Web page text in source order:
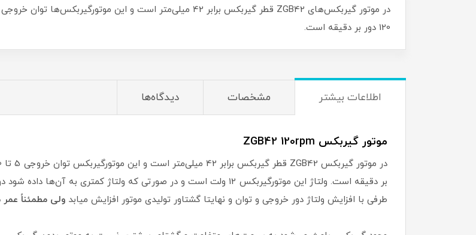
120 دور بر دقیقه است.
اطلاعات بیشتر مشخصات دیدگاه‌ها
موتور گیربکس ZGB42 120rpm
بر دقیقه است. ولتاژ این موتورگیربکس 12 ولت است و در صورتی که ولتاژ
طرفی با افزایش ولتاژ دور خروجی و توان و نهایتا گشتاور تولیدی موتور افزایش میابد ولی مطمئناً